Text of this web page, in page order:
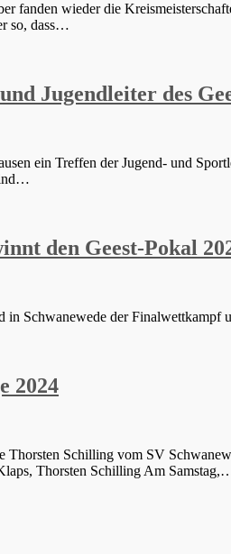
fanden wieder die
so, dass…
Jugendleiter des
ein Treffen der Jugend- und
den Geest-Pokal
in Schwanewede der
2024
Thorsten Schilling vom SV
Thorsten Schilling Am